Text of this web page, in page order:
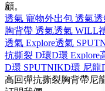
顧。
透氣 寵物外出包 透氣透
胸背帶 透氣透氣 WILL
透氣 Explore透氣
抗撕裂 D環D環 Explore
D環 SPUTNIKD環 尼龍
高回彈抗撕裂胸背帶尼龍